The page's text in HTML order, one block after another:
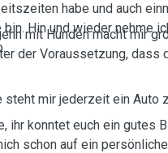
habe und auch
Hin und wieder nehme
mit Hunden macht mir
der Voraussetzung, dass
steht mir jederzeit ein Auto
ihr konntet euch ein gutes
schon auf ein